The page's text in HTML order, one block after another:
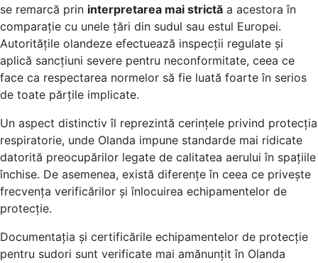
se remarcă prin interpretarea mai strictă a acestora în
comparație cu unele țări din sudul sau estul Europei.
Autoritățile olandeze efectuează inspecții regulate și
aplică sancțiuni severe pentru neconformitate, ceea ce
face ca respectarea normelor să fie luată foarte în serios
de toate părțile implicate.
Un aspect distinctiv îl reprezintă cerințele privind protecția
respiratorie, unde Olanda impune standarde mai ridicate
datorită preocupărilor legate de calitatea aerului în spațiile
închise. De asemenea, există diferențe în ceea ce privește
frecvența verificărilor și înlocuirea echipamentelor de
protecție.
Documentația și certificările echipamentelor de protecție
pentru sudori sunt verificate mai amănunțit în Olanda